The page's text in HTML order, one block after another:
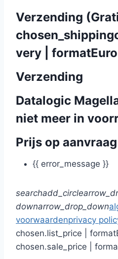
Verzending
very |
Verzending
Datalogic
niet meer in
Prijs op aanvraag
{{ error_message }}
searchadd_circle
downarrow_drop_down
voorwaardenprivacy
chosen.list_price |
chosen.sale_price |